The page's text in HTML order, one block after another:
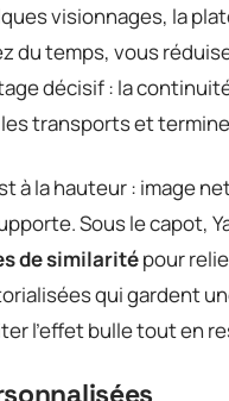
visionnages, la
du temps, vous
décisif : la
les transports et
à la hauteur : image
Sous le capot,
de similaritépour
qui gardent
l’effet bulle tout en